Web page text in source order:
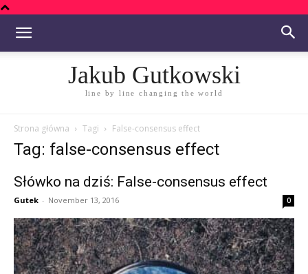
Jakub Gutkowski
line by line changing the world
Strona główna Tagi False-consensus effect
Tag: false-consensus effect
Słówko na dziś: False-consensus effect
Gutek - November 13, 2016 0